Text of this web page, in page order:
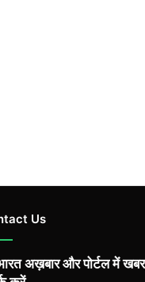
Us
अख़बार और पोर्टल में